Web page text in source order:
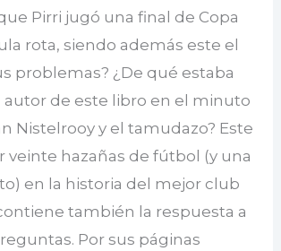
Pirri jugó una final de Copa
rota, siendo además este el
problemas? ¿De qué estaba
autor de este libro en el minuto
Nistelrooy y el tamudazo? Este
veinte hazañas de fútbol (y una
en la historia del mejor club
también la respuesta a
Por sus páginas